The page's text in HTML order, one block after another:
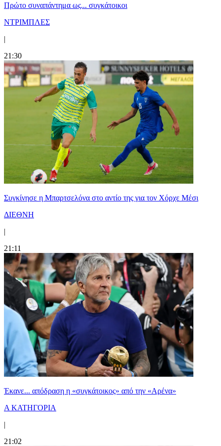
Πρώτο συναπάντημα ως... συγκάτοικοι
ΝΤΡΙΜΠΛΕΣ
|
21:30
Συγκίνησε η Μπαρτσελόνα στο αντίο της για τον Χόρχε Μέσι
ΔΙΕΘΝΗ
|
21:11
Έκανε... απόδραση η «συγκάτοικος» από την «Αρένα»
Α ΚΑΤΗΓΟΡΙΑ
|
21:02